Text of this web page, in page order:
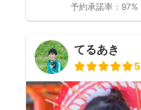
予約承諾率： 97%
てるあき
5